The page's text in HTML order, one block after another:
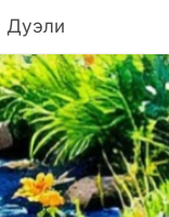
Дуэли